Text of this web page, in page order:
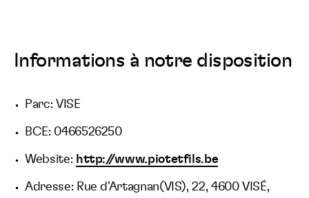
Informations à notre disposition
Parc: VISE
BCE: 0466526250
Website: http://www.piotetfils.be
Adresse: Rue d'Artagnan(VIS), 22, 4600 VISÉ,